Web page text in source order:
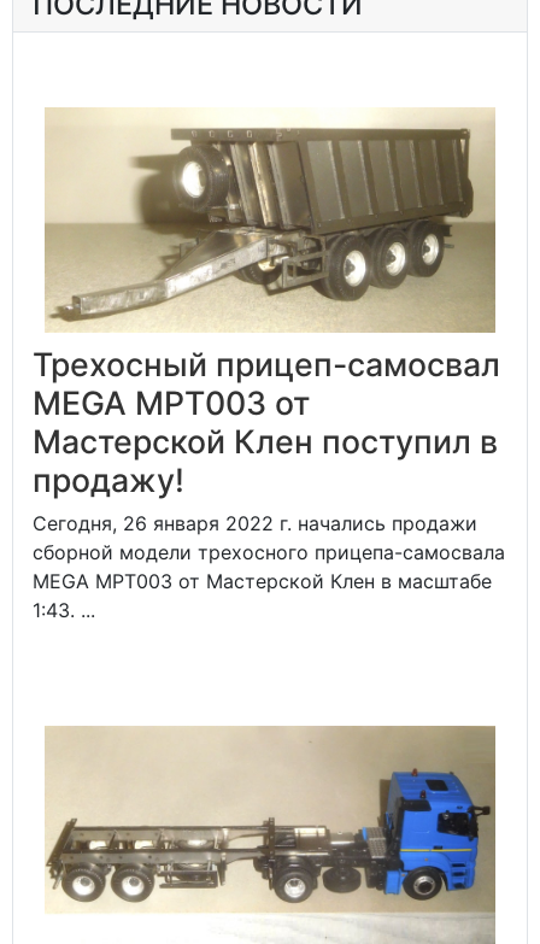
Трехосный прицеп-самосвал
MEGA MPT003 от
Мастерской Клен поступил в
продажу!
Сегодня, 26 января 2022 г. начались продажи
сборной модели трехосного прицепа-самосвала
MEGA MPT003 от Мастерской Клен в масштабе
1:43. ...